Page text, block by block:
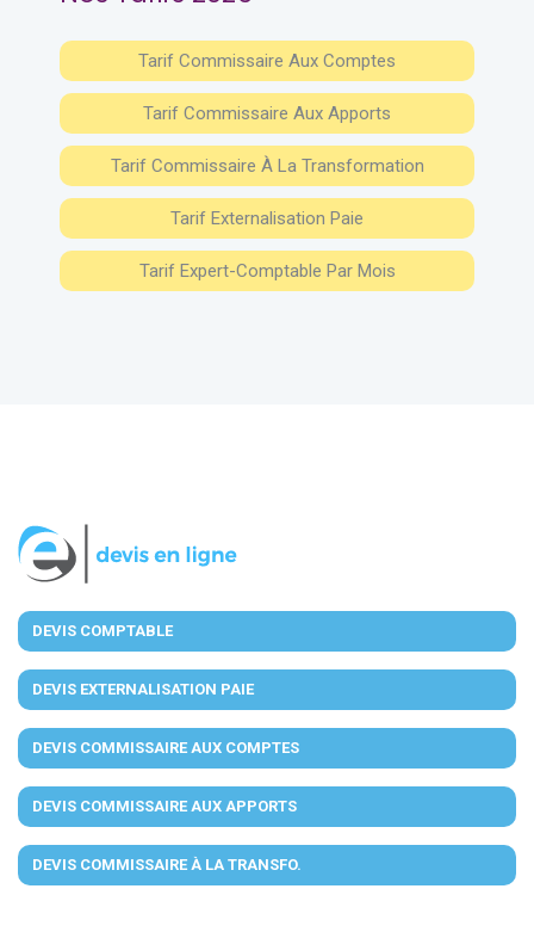
Tarif Commissaire Aux Comptes
Tarif Commissaire Aux Apports
Tarif Commissaire À La Transformation
Tarif Externalisation Paie
Tarif Expert-Comptable Par Mois
DEVIS COMPTABLE
DEVIS EXTERNALISATION PAIE
DEVIS COMMISSAIRE AUX COMPTES
DEVIS COMMISSAIRE AUX APPORTS
DEVIS COMMISSAIRE À LA TRANSFO.